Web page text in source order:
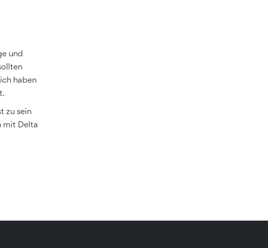
und
haben
zu sein
mit Delta